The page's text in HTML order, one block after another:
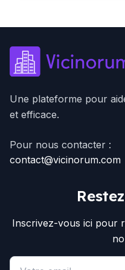
Une plateforme pour
et efficace.
Pour nous contacter :
contact@vicinorum.com
Inscrivez-vous ici pour
Email address